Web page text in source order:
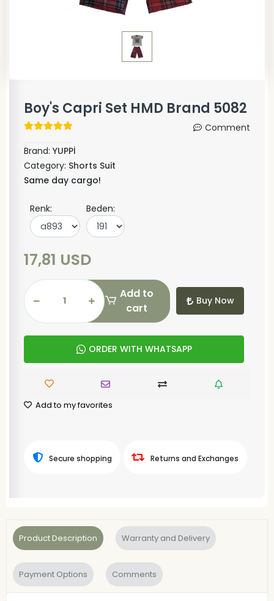
Boy's Capri Set HMD Brand 5082
Comment
Brand: YUPPİ
Category: Shorts Suit
Same day cargo!
Renk: Beden:
17,81 USD
Add to
cart
Buy Now
ORDER WITH WHATSAPP
Add to my favorites
Secure shopping Returns and Exchanges
Product Description Warranty and Delivery
Payment Options Comments